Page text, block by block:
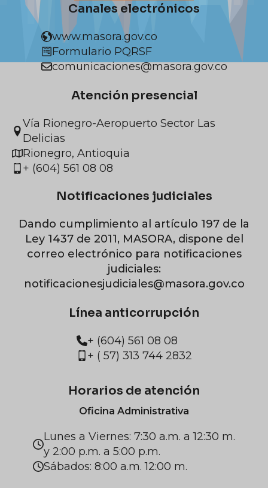
Canales electrónicos
www.masora.gov.co
Formulario PQRSF
comunicaciones@masora.gov.co
Atención presencial
Vía Rionegro-Aeropuerto Sector Las
Delicias
Rionegro, Antioquia
+ (604) 561 08 08
Notificaciones judiciales
Dando cumplimiento al artículo 197 de la
Ley 1437 de 2011, MASORA, dispone del
correo electrónico para notificaciones
judiciales:
notificacionesjudiciales@masora.gov.co
Línea anticorrupción
+ (604) 561 08 08
+ ( 57) 313 744 2832
Horarios de atención
Oficina Administrativa
Lunes a Viernes: 7:30 a.m. a 12:30 m.
y 2:00 p.m. a 5:00 p.m.
Sábados: 8:00 a.m. 12:00 m.